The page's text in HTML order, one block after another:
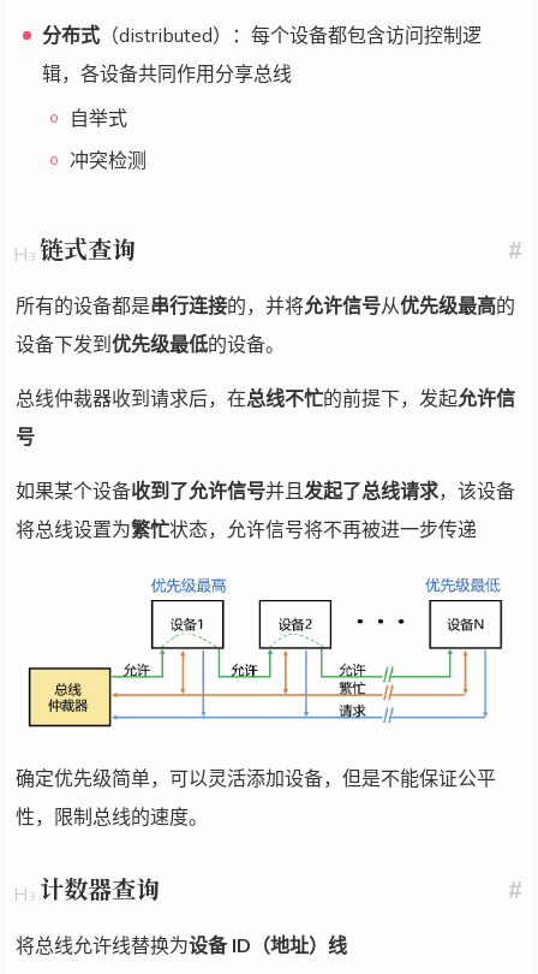
分布式 （distributed）：每个设备都包含访问控制逻
辑，各设备共同作用分享总线
自举式
冲突检测
#
链式查询
所有的设备都是串行连接的，并将允许信号从优先级最高的
设备下发到 优先级最低的设备。
总线仲裁器收到请求后，在总线不忙的前提下，发起允许信
号
如果某个设备收到了允许信号并且发起了总线请求，该设备
将总线设置为繁忙状态，允许信号将不再被进一步传递
确定优先级简单，可以灵活添加设备，但是不能保证公平
性，限制总线的速度。
#
计数器查询
将总线允许线替换为设备 ID（地址）线